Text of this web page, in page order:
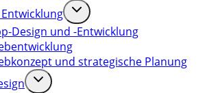
Design und -Entwicklung
und strategische Planung